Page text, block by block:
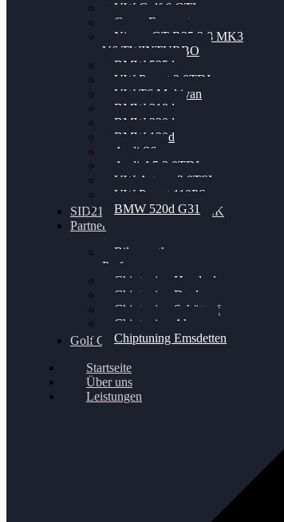
VW Golf 6 GTI
Cupra Formentor
Nissan GT-R35 3.8 MK3
V6 TWINTURBO
BMW 525d
VW Passat 2.0TDI
VW T6 Multivan
BMW 318d
BMW 320d
BMW 120d
Audi S6
Audi A5 3.0TDI
VW Arteon 2.0TSI
VW Passat 110PS
BMW 520d G31
SID212 / 212EVO UNLOCK
Partner
Bilgenroth
Performance
Chiptuning Herzlacke
Chiptuning Duelmen
Chiptuning Schüttorf
Chiptuning Ahaus
Chiptuning Emsdetten
Golf Gewinnspiel
Startseite
Über uns
Leistungen